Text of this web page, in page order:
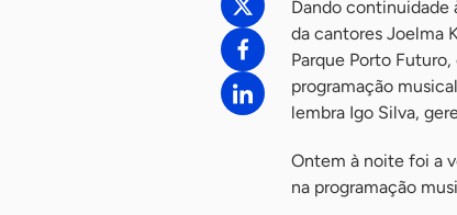
Dando continuidade
da cantores Joelma
Parque Porto
programação
lembra Igo Silva,
Ontem à noite foi a
na programação